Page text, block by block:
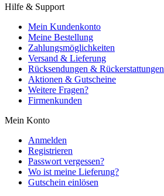
Hilfe & Support
Mein Kundenkonto
Meine Bestellung
Zahlungsmöglichkeiten
Versand & Lieferung
Rücksendungen & Rückerstattungen
Aktionen & Gutscheine
Weitere Fragen?
Firmenkunden
Mein Konto
Anmelden
Registrieren
Passwort vergessen?
Wo ist meine Lieferung?
Gutschein einlösen